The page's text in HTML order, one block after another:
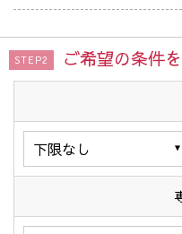
STEP2 ご希望の条件